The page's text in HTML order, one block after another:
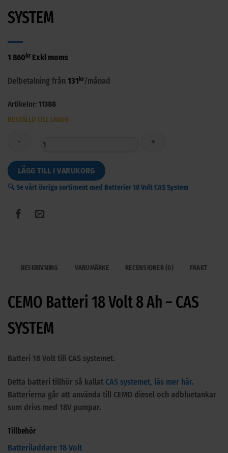
SYSTEM
1 860 kr Exkl moms
Delbetalning från 131 kr/månad
Artikelnr:11388
BESTÄLLD TILL LAGER
CEMO
Batteri
18
mängd
LÄGG TILL I VARUKORG
🔍 Se vårt övriga sortiment med Batterier 18 Volt CAS System
BESKRIVNING VARUMÄRKE RECENSIONER (0) FRAKT
CEMO Batteri 18 Volt 8 Ah – CAS
SYSTEM
Batteri 18 Volt till CAS systemet.
Detta batteri tillhör så kallat CAS systemet, läs mer här.
Batterierna går att använda till CEMO diesel och adbluetankar
som drivs med 18V pumpar.
Tillbehör
Batteriladdare 18 Volt